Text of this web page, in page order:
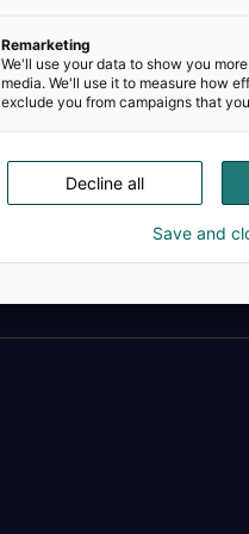
Remarketing
We'll use your data to show you
media. We'll use it to measure how
exclude you from campaigns that
Decline all
Save and